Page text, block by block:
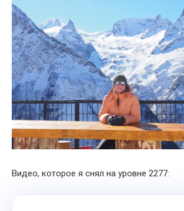
Видео, которое я снял на уровне 2277: